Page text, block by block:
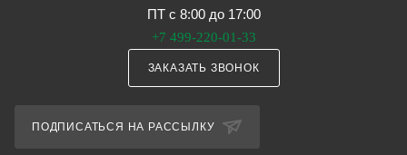
ПТ с 8:00 до 17:00
+7 499-220-01-33
ЗАКАЗАТЬ ЗВОНОК
ПОДПИСАТЬСЯ НА РАССЫЛКУ